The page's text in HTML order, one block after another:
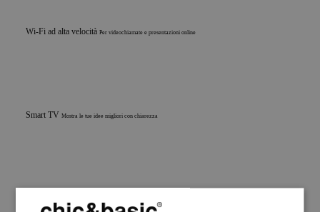
Wi-Fi ad alta velocità Per videochiamate e presentazioni online
Smart TV Mostra le tue idee migliori con chiarezza
Servizi: